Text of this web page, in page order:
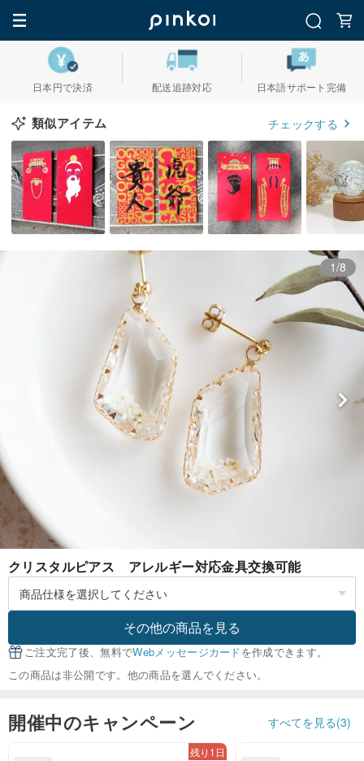
日本円で決済 配送追跡対応 日本語サポート完備
類似アイテム チェックする
1/8
クリスタルピアス アレルギー対応金具交換可能
その他の商品を見る
ご注文完了後、無料でWebメッセージカードを作成できます。
この商品は非公開です。他の商品を選んでください。
開催中のキャンペーン すべてを見る(3)
残り1日